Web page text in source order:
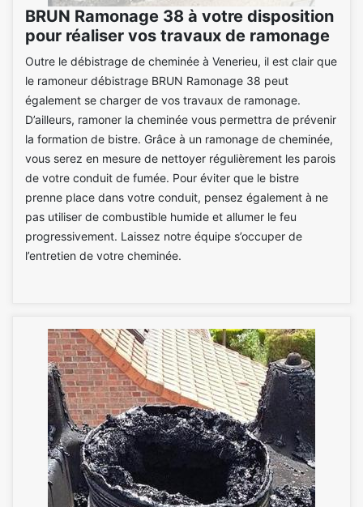
BRUN Ramonage 38 à votre disposition
pour réaliser vos travaux de ramonage
Outre le débistrage de cheminée à Venerieu, il est clair que
le ramoneur débistrage BRUN Ramonage 38 peut
également se charger de vos travaux de ramonage.
D’ailleurs, ramoner la cheminée vous permettra de prévenir
la formation de bistre. Grâce à un ramonage de cheminée,
vous serez en mesure de nettoyer régulièrement les parois
de votre conduit de fumée. Pour éviter que le bistre
prenne place dans votre conduit, pensez également à ne
pas utiliser de combustible humide et allumer le feu
progressivement. Laissez notre équipe s’occuper de
l’entretien de votre cheminée.